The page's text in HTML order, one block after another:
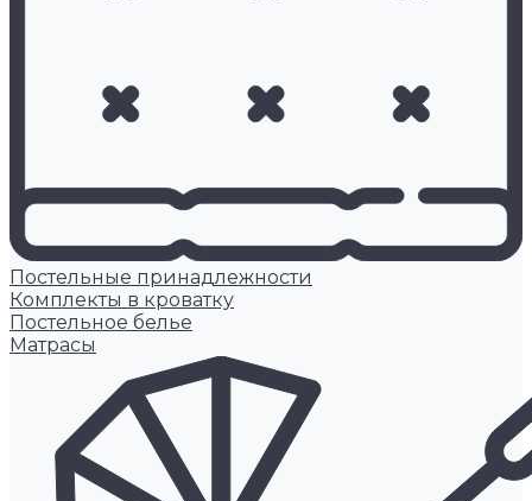
Постельные принадлежности
Комплекты в кроватку
Постельное белье
Матрасы